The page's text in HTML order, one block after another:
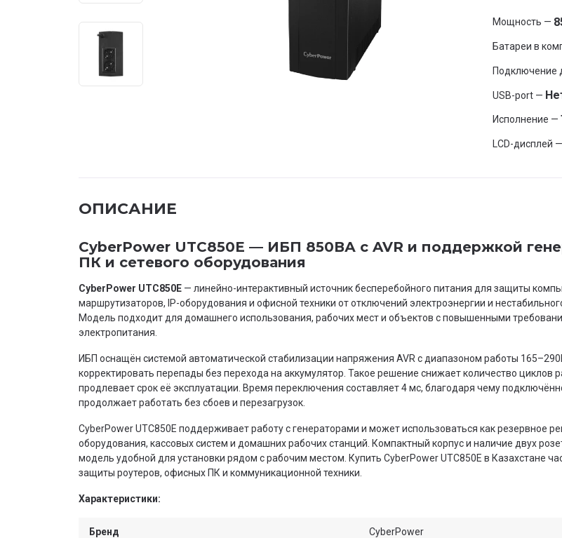
Мощность —
Батареи в
Подключение
USB-port —
Исполнение —
LCD-дисплей —
ОПИСАНИЕ
CyberPower UTC850E — ИБП 850ВА с AVR и поддержкой
ПК и сетевого оборудования
CyberPower UTC850E — линейно-интерактивный источник бесперебойного питания для защиты
маршрутизаторов, IP-оборудования и офисной техники от отключений электроэнергии и
Модель подходит для домашнего использования, рабочих мест и объектов с повышенными
электропитания.
ИБП оснащён системой автоматической стабилизации напряжения AVR с диапазоном работы
корректировать перепады без перехода на аккумулятор. Такое решение снижает количество циклов
продлевает срок её эксплуатации. Время переключения составляет 4 мс, благодаря чему
продолжает работать без сбоев и перезагрузок.
CyberPower UTC850E поддерживает работу с генераторами и может использоваться как резервное
оборудования, кассовых систем и домашних рабочих станций. Компактный корпус и наличие двух
модель удобной для установки рядом с рабочим местом. Купить CyberPower UTC850E в Казахстане
защиты роутеров, офисных ПК и коммуникационной техники.
Характеристики:
Бренд CyberPower